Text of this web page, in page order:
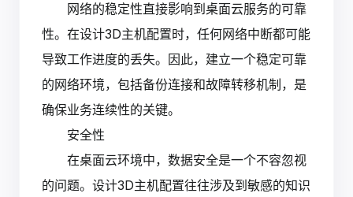
网络的稳定性直接影响到桌面云服务的可靠
性。在设计3D主机配置时，任何网络中断都可能
导致工作进度的丢失。因此，建立一个稳定可靠
的网络环境，包括备份连接和故障转移机制，是
确保业务连续性的关键。
安全性
在桌面云环境中，数据安全是一个不容忽视
的问题。设计3D主机配置往往涉及到敏感的知识